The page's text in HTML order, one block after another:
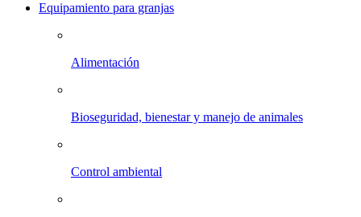
Equipamiento para granjas
Alimentación
Bioseguridad, bienestar y manejo de animales
Control ambiental